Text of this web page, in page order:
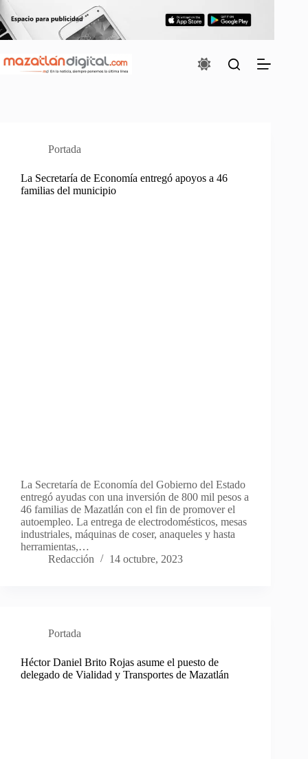
Saltar
al
contenido
Portada
La Secretaría de Economía entregó apoyos a 46
familias del municipio
La Secretaría de Economía del Gobierno del Estado
entregó ayudas con una inversión de 800 mil pesos a
46 familias de Mazatlán con el fin de promover el
autoempleo. La entrega de electrodomésticos, mesas
industriales, máquinas de coser, anaqueles y hasta
herramientas,…
Redacción
14 octubre, 2023
Portada
Héctor Daniel Brito Rojas asume el puesto de
delegado de Vialidad y Transportes de Mazatlán